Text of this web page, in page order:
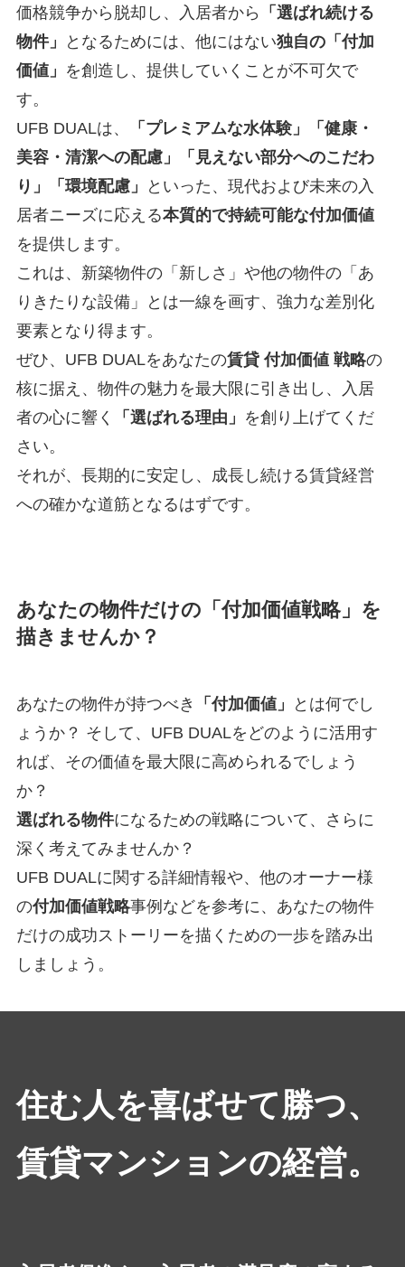
価格競争から脱却し、入居者から
「選ばれ続ける
物件」
となるためには、他にはない独自の「付加
価値」 を創造し、提供していくことが不可欠で
す。
UFB DUALは、
「プレミアムな水体験」「健康・
美容・清潔への配慮」「見えない部分へのこだわ
り」「環境配慮」
といった、現代および未来の入
居者ニーズに応える本質的で持続可能な付加価値
を提供します。
これは、新築物件の「新しさ」や他の物件の「あ
りきたりな設備」とは一線を画す、強力な差別化
要素となり得ます。
ぜひ、UFB DUALをあなたの賃貸 付加価値 戦略の
核に据え、物件の魅力を最大限に引き出し、入居
者の心に響く
「選ばれる理由」 を創り上げてくだ
さい。
それが、長期的に安定し、成長し続ける賃貸経営
への確かな道筋となるはずです。
あなたの物件だけの「付加価値戦略」を
描きませんか？
あなたの物件が持つべき 「付加価値」
とは何でし
ょうか？ そして、UFB DUALをどのように活用す
れば、その価値を最大限に高められるでしょう
か？
選ばれる物件になるための戦略について、さらに
深く考えてみませんか？
UFB DUALに関する詳細情報や、他のオーナー様
の付加価値戦略事例などを参考に、あなたの物件
だけの成功ストーリーを描くための一歩を踏み出
しましょう。
住む人を喜ばせて勝つ、
賃貸マンションの経営。